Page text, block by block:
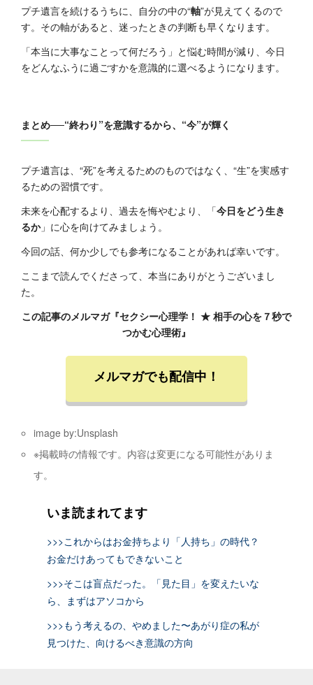
プチ遺言を続けるうちに、自分の中の“軸”が見えてくるので
す。その軸があると、迷ったときの判断も早くなります。
「本当に大事なことって何だろう」と悩む時間が減り、今日
をどんなふうに過ごすかを意識的に選べるようになります。
まとめ──“終わり”を意識するから、“今”が輝く
プチ遺言は、“死”を考えるためのものではなく、“生”を実感す
るための習慣です。
未来を心配するより、過去を悔やむより、「今日をどう生き
るか」に心を向けてみましょう。
今回の話、何か少しでも参考になることがあれば幸いです。
ここまで読んでくださって、本当にありがとうございまし
た。
この記事のメルマガ『セクシー心理学！ ★ 相手の心を７秒で
つかむ心理術』
メルマガでも配信中！
image by:Unsplash
※掲載時の情報です。内容は変更になる可能性がありま
す。
いま読まれてます
>>>これからはお金持ちより「人持ち」の時代？
お金だけあってもできないこと
>>>そこは盲点だった。「見た目」を変えたいな
ら、まずはアソコから
>>>もう考えるの、やめました〜あがり症の私が
見つけた、向けるべき意識の方向